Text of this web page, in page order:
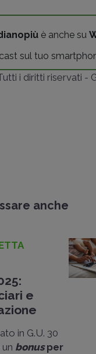
è anche su
sul tuo
i diritti riservati -
anche
e
in G.U. 30
bonusper